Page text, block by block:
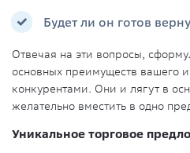
Будет ли он готов
Отвечая на эти вопросы,
основных преимуществ вашего
конкурентами. Они и лягут в
желательно вместить в одно
Уникальное торговое